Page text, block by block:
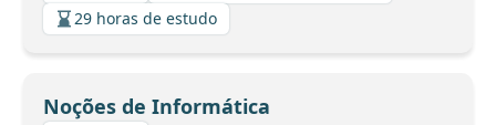
29 horas de estudo
Noções de Informática